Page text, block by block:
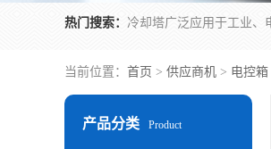
热门搜索：
当前位置： 首页 > 供应商机 > 电控箱
产品分类 Product